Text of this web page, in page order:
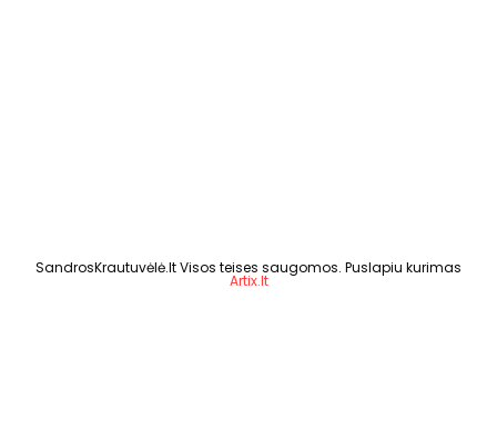
SandrosKrautuvėlė.lt Visos teises saugomos. Puslapiu kurimas
Artix.lt